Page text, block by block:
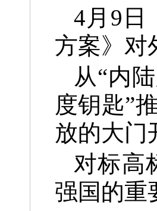
4月9日
方案》对
从“内
度钥匙”
放的大门
对标高
强国的重